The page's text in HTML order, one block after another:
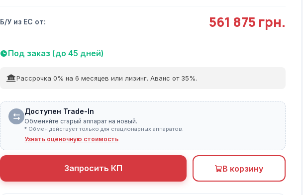
Б/У из ЕС от: 561 875 грн.
Под заказ (до 45 дней)
Рассрочка 0% на 6 месяцев или лизинг. Аванс от 35%.
Доступен Trade-In
Обменяйте старый аппарат на новый.
* Обмен действует только для стационарных аппаратов.
Узнать оценочную стоимость
Запросить КП В корзину